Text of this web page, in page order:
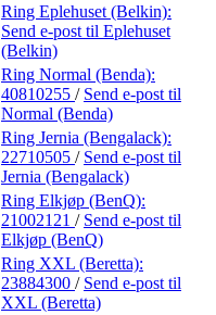
Ring Eplehuset (Belkin):
Send e-post til Eplehuset
(Belkin)
Ring Normal (Benda):
40810255 / Send e-post til
Normal (Benda)
Ring Jernia (Bengalack):
22710505 / Send e-post til
Jernia (Bengalack)
Ring Elkjøp (BenQ):
21002121 / Send e-post til
Elkjøp (BenQ)
Ring XXL (Beretta):
23884300 / Send e-post til
XXL (Beretta)